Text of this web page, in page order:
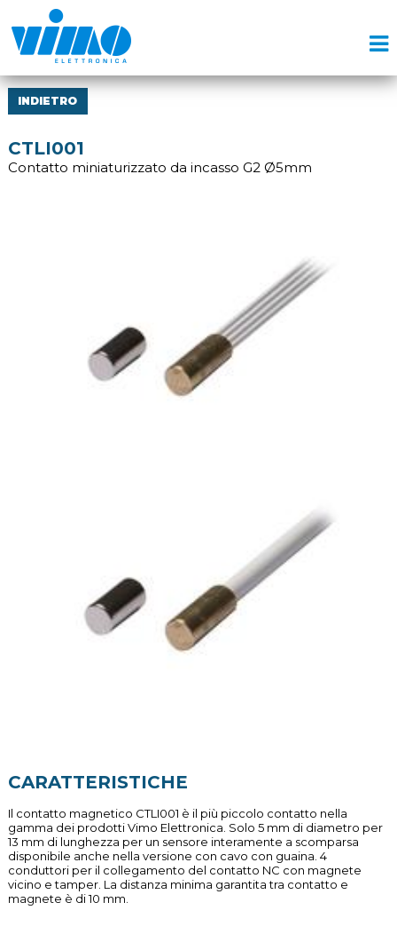
INDIETRO
CTLI001
Contatto miniaturizzato da incasso G2 Ø5mm
CARATTERISTICHE
Il contatto magnetico CTLI001 è il più piccolo contatto nella
gamma dei prodotti Vimo Elettronica. Solo 5 mm di diametro per
13 mm di lunghezza per un sensore interamente a scomparsa
disponibile anche nella versione con cavo con guaina. 4
conduttori per il collegamento del contatto NC con magnete
vicino e tamper. La distanza minima garantita tra contatto e
magnete è di 10 mm.